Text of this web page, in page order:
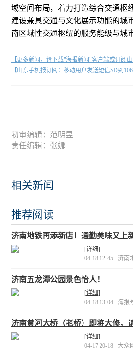
域空间布局，着力打造综合交通枢
建设兼具交通与文化展示功能的城
南区域性交通枢纽的服务能级与城
【更多新闻，请下载"海报新闻"客户端或订阅山
【山东手机报订阅：移动用户发送短信SD到
初审编辑：范明昱
责任编辑：张娜
相关新闻
推荐阅读
济南地铁再添新店！通勤美味又上
[详细]
04-18 12-45
济南
济南五龙潭公园景色怡人！
[详细]
04-18 13-04
海报
济南黄河大桥（老桥）即将大修，
[详细]
04-17 20-18
大众